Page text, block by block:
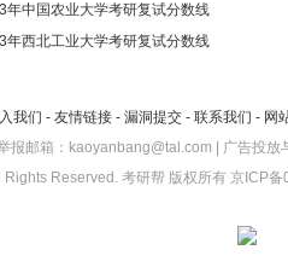
年中国农业大学考研复试分数线
年西北工业大学考研复试分数线
我们 - 友情链接 - 漏洞提交 - 联系我们 - 网
报邮箱：kaoyanbang@tal.com | 广告投放
Reserved. 考研帮 版权所有 京ICP备